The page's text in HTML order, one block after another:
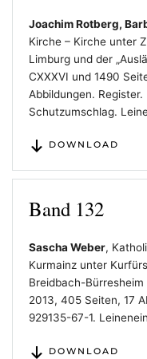
Joachim Rotberg,
Kirche – Kirche unter
Limburg und der
CXXXVI und 1490
Abbildungen.
Schutzumschlag.
DOWNLOAD
Band 132
Sascha Weber,
Kurmainz unter
Breidbach-Bürresheim
2013, 405 Seiten, 17
929135-67-1.
DOWNLOAD